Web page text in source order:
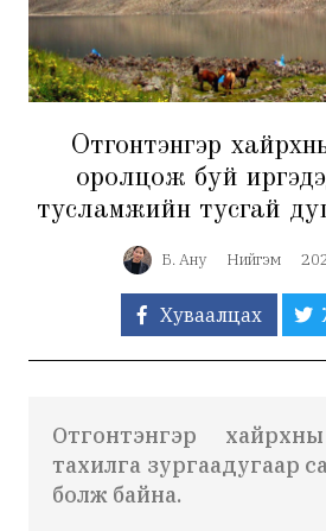
Отгонтэнгэр
оролцож буй
тусламжийн тусгай
Б. Ану Нийгэм
Хуваалцах
Отгонтэнгэр
тахилга зургаадугаар
болж байна.